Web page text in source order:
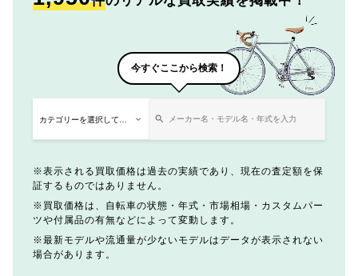
今すぐここから検索！
表示される買取価格は過去の実績であり、現在の査定額を保
証するものではありません。
買取価格は、自転車の状態・年式・市場相場・カスタムパー
ツや付属品の有無などによって変動します。
最新モデルや流通量が少ないモデルはデータが表示されない
場合があります。